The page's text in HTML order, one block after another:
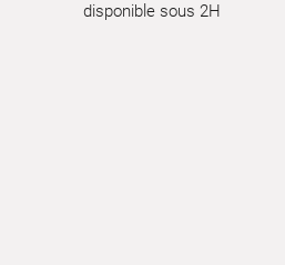
disponible sous 2H